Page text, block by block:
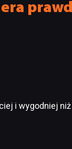
i wygodniej